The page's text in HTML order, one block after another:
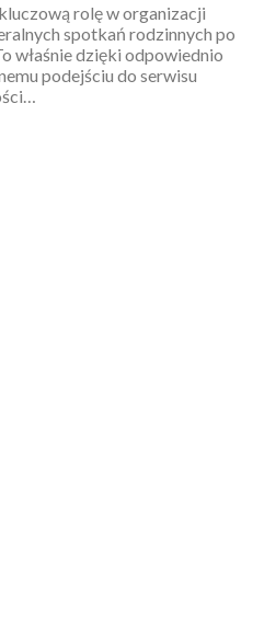
rolę w organizacji
spotkań rodzinnych po
właśnie dzięki odpowiednio
podejściu do serwisu